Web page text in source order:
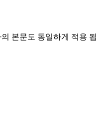
본문도 동일하게 적용 됩